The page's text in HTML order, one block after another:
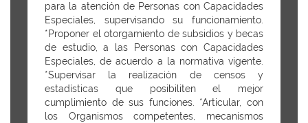
para la atención de Personas con Capacidades
Especiales, supervisando su funcionamiento.
*Proponer el otorgamiento de subsidios y becas
de estudio, a las Personas con Capacidades
Especiales, de acuerdo a la normativa vigente.
*Supervisar la realización de censos y
estadísticas que posibiliten el mejor
cumplimiento de sus funciones. *Articular, con
los Organismos competentes, mecanismos